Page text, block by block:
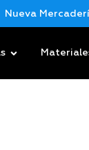
Mercadería